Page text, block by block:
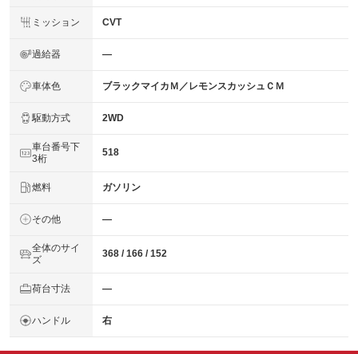
ミッション CVT
過給器 ―
車体色 ブラックマイカＭ／レモンスカッシュＣＭ
駆動方式 2WD
車台番号下
3桁
518
燃料 ガソリン
その他 ―
全体のサイ
ズ
368 / 166 / 152
荷台寸法 ―
ハンドル 右